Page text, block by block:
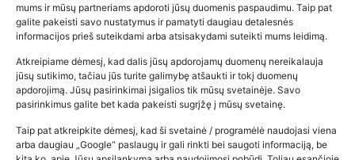
mums ir mūsų partneriams apdoroti jūsų duomenis paspaudimu. Taip pat
galite pakeisti savo nustatymus ir pamatyti daugiau detalesnės
informacijos prieš suteikdami arba atsisakydami suteikti mums leidimą.
Atkreipiame dėmesį, kad dalis jūsų apdorojamų duomenų nereikalauja
jūsų sutikimo, tačiau jūs turite galimybę atšaukti ir tokį duomenų
apdorojimą. Jūsų pasirinkimai įsigalios tik mūsų svetainėje. Savo
pasirinkimus galite bet kada pakeisti sugrįžę į mūsų svetainę.
Taip pat atkreipkite dėmesį, kad ši svetainė / programėlė naudojasi viena
arba daugiau „Google“ paslaugų ir gali rinkti bei saugoti informaciją, be
Populiariausios parduotuvės
kūdikių tyrelės –…
2026-02-22